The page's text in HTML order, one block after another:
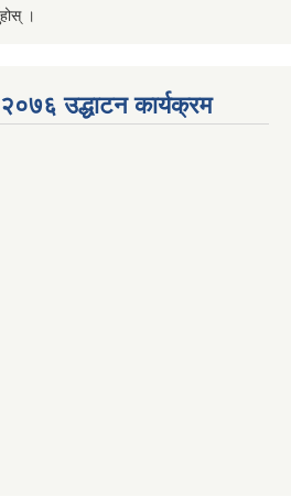
।
उद्धाटन कार्यक्रम